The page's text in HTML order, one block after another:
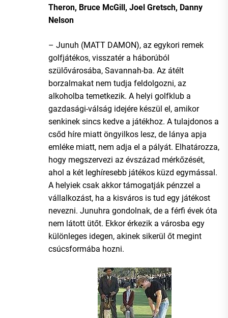
Theron, Bruce McGill, Joel Gretsch, Danny
Nelson
– Junuh (MATT DAMON), az egykori remek
golfjátékos, visszatér a háborúból
szülővárosába, Savannah-ba. Az átélt
borzalmakat nem tudja feldolgozni, az
alkoholba temetkezik. A helyi golfklub a
gazdasági-válság idejére készül el, amikor
senkinek sincs kedve a játékhoz. A tulajdonos a
csőd híre miatt öngyilkos lesz, de lánya apja
emléke miatt, nem adja el a pályát. Elhatározza,
hogy megszervezi az évszázad mérkőzését,
ahol a két leghíresebb játékos küzd egymással.
A helyiek csak akkor támogatják pénzzel a
vállalkozást, ha a kisváros is tud egy játékost
nevezni. Junuhra gondolnak, de a férfi évek óta
nem látott ütőt. Ekkor érkezik a városba egy
különleges idegen, akinek sikerül őt megint
csúcsformába hozni.